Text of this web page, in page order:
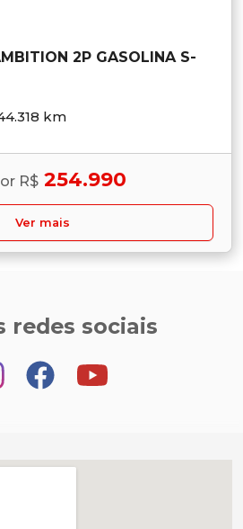
2P GASOLINA S-
km
R$ 254.990
Ver mais
redes sociais